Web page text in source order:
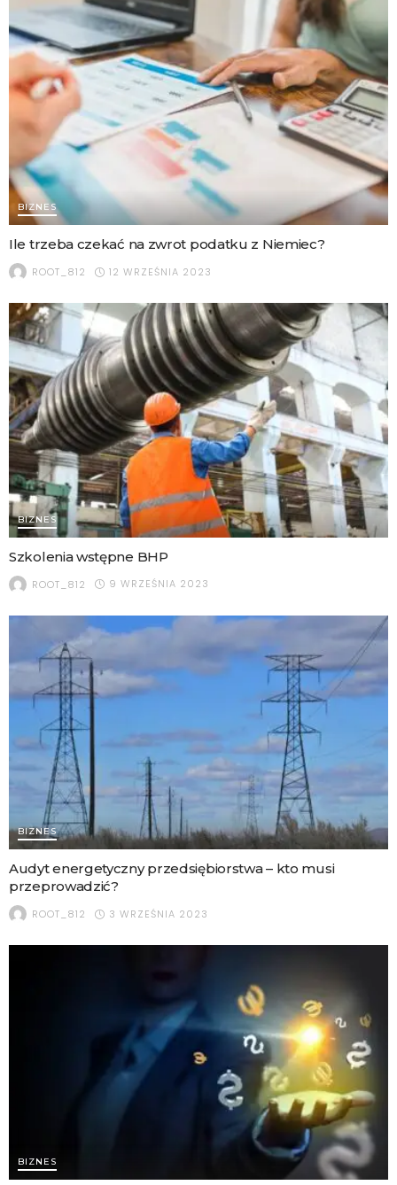
BIZNES
Ile trzeba czekać na zwrot podatku z Niemiec?
ROOT_812 12 WRZEŚNIA 2023
BIZNES
Szkolenia wstępne BHP
ROOT_812 9 WRZEŚNIA 2023
BIZNES
Audyt energetyczny przedsiębiorstwa – kto musi
przeprowadzić?
ROOT_812 3 WRZEŚNIA 2023
BIZNES